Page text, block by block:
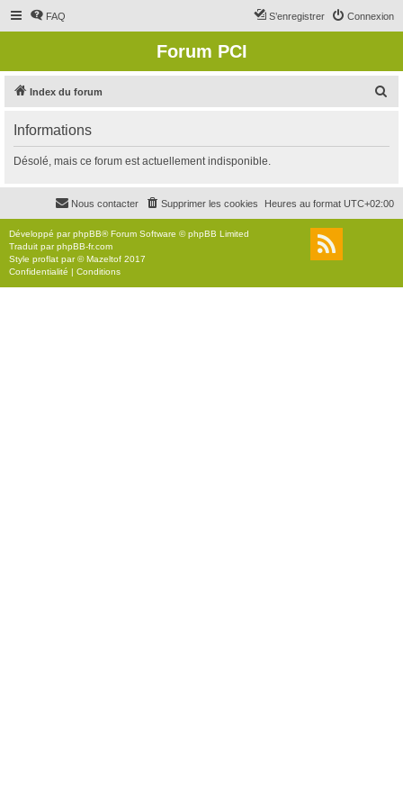
FAQ Connexion
S’enregistrer
Forum PCI
Index du forum
r
c
r
Informations
Désolé, mais ce forum est actuellement indisponible.
Heures au format UTC+02:00
Supprimer les cookies
Nous contacter
Développé parphpBB® Forum Software © phpBB Limited
Traduit parphpBB-fr.com
Style proflat par ©Mazeltof 2017
Confidentialité | Conditions